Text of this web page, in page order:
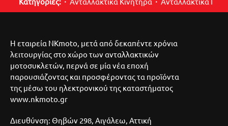
Η εταιρεία NKmoto, μετά από δεκαπέντε χρόνια
λειτουργίας στο χώρο των ανταλλακτικών
μοτοσυκλετών, περνά σε μία νέα εποχή
παρουσιάζοντας και προσφέροντας τα προϊόντα
της μέσω του ηλεκτρονικού της καταστήματος
www.nkmoto.gr
Διευθύνση: Θηβών 298, Αιγάλεω, Αττική